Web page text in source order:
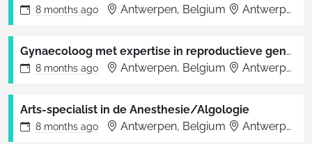
8 months ago Antwerpen, Belgium Antwerpen
Gynaecoloog met expertise in reproductieve geneeskunde en endometriosechirurgie
8 months ago Antwerpen, Belgium Antwerpen
Arts-specialist in de Anesthesie/Algologie
8 months ago Antwerpen, Belgium Antwerpen